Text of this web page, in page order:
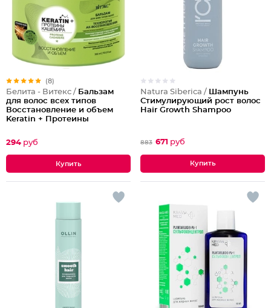
(8)
Белита - Витекс / Бальзам
для волос всех типов
Восстановление и объем
Keratin + Протеины
294 руб
Natura Siberica / Шампунь
Стимулирующий рост волос
Hair Growth Shampoo
883 671 руб